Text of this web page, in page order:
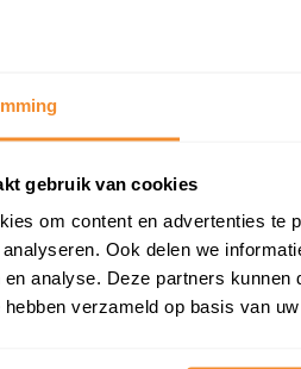
gebruik van cookies
om content en advertenties te
Ook delen we
analyse. Deze partners
verzameld op basis van
8 woningen.
Dit ligt ruim boven het
woningwaarde met